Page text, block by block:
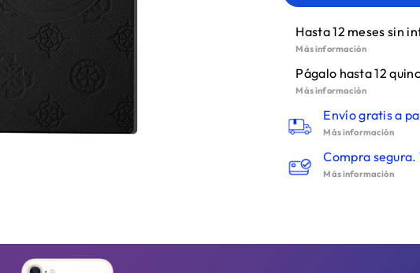
Hasta 12 meses sin
Más información
Págalo hasta 12
Más información
Envío gratis a
Más información
Compra
Más información